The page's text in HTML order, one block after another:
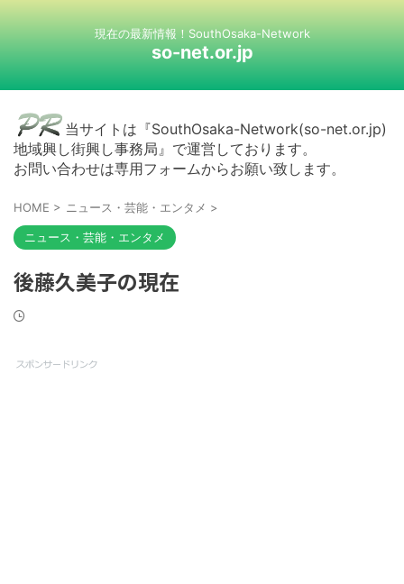
現在の最新情報！SouthOsaka-Network
so-net.or.jp
当サイトは『SouthOsaka-Network(so-net.or.jp)
地域興し街興し事務局』で運営しております。
お問い合わせは専用フォームからお願い致します。
HOME > ニュース・芸能・エンタメ >
ニュース・芸能・エンタメ
後藤久美子の現在